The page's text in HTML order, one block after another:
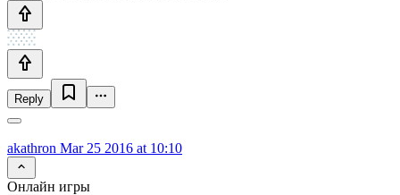
Reply
akathron Mar 25 2016 at 10:10
Онлайн игры